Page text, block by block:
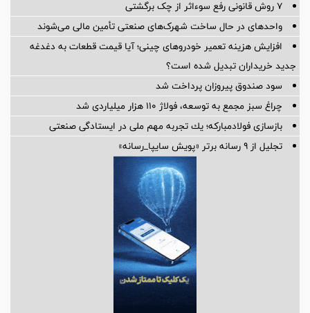
۷ روش قانونی رفع سوء‌اثر از چک برگشتی
واحدهای در حال ساخت شهرک‌های صنعتی تأمین مالی می‌شوند
افزایش هزینه تعمیر خودروهای چینی؛ آیا قیمت قطعات به دغدغه
جدید خریداران تبدیل شده است؟
سود صندوق پیروزان پرداخت شد
چراغ سبز مجمع به توسعه، فولاژ ۱۱۰ هزار میلیاردی شد
بازسازی فولادمباركه؛ یك تجربه مهم ملی در ایستادگی صنعتی
تجلیل از ۹ رسانه برتر «پویش سایپا_رسانه»